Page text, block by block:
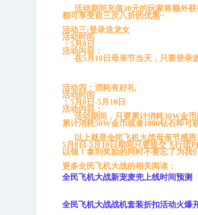
活动期间充值30元的玩家将额外获
都可享受前三次八折的优惠~
活动三:登录送龙女
活动时间
：5月8日
活动内容：
在5月10日母亲节当天，只要登录
活动四： 消耗有好礼
活动时间
：5月8日-5月10日
活动内容：
活动期间，只要累计消耗30W金币
累计消耗50W金币或者1000钻石即可
以上就是全民飞机大战母亲节感恩
5月8日-5月10日期间只要提交飞行团
以领！拿到奖励的同时不要忘了为我
更多全民飞机大战的相关阅读：
全民飞机大战新宠麦兜上线时间预测
全民飞机大战战机套装折扣活动火爆